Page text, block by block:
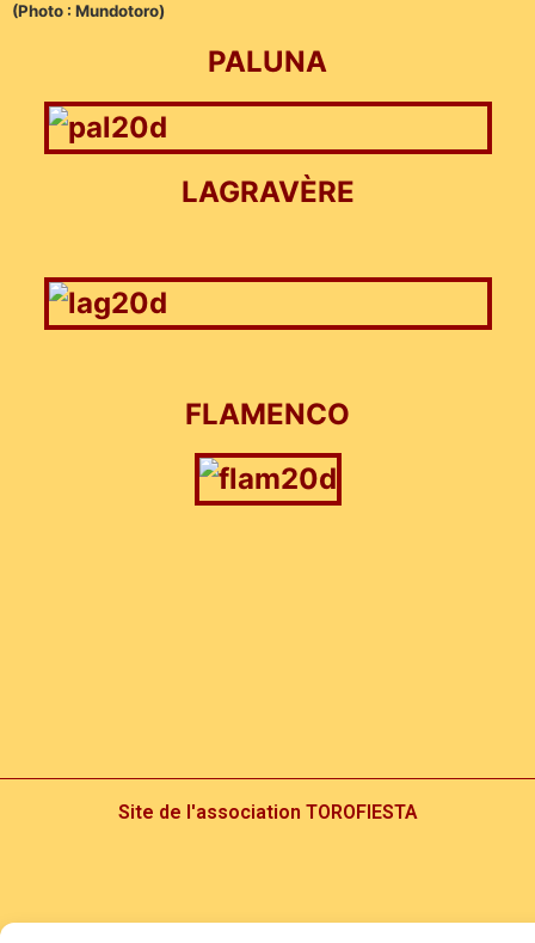
(Photo : Mundotoro)
PALUNA
LAGRAVÈRE
FLAMENCO
Site de l'association TOROFIESTA